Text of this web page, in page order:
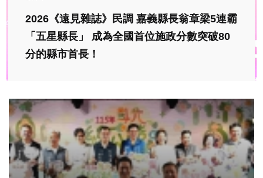
2026《遠見雜誌》民調 嘉義縣長翁章梁5連霸
「五星縣長」 成為全國首位施政分數突破80
分的縣市首長！